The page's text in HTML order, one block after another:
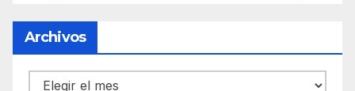
Archivos
Archivos